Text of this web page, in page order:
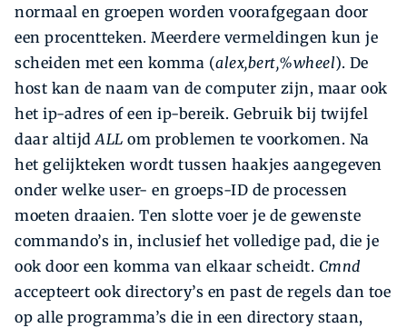
normaal en groepen worden voorafgegaan door
een procentteken. Meerdere vermeldingen kun je
scheiden met een komma (alex,bert,%wheel). De
host kan de naam van de computer zijn, maar ook
het ip-adres of een ip-bereik. Gebruik bij twijfel
daar altijdALL om problemen te voorkomen. Na
het gelijkteken wordt tussen haakjes aangegeven
onder welke user- en groeps-ID de processen
moeten draaien. Ten slotte voer je de gewenste
commando’s in, inclusief het volledige pad, die je
ook door een komma van elkaar scheidt. Cmnd
accepteert ook directory’s en past de regels dan toe
op alle programma’s die in een directory staan,